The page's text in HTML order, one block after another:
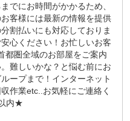
でにお時間がかかるため、
客様には最新の情報を提供
割払いにも対応しておりま
心ください！お忙しいお客
都圏全域のお部屋をご案内
難しいかな？と悩む前にお
ープまで！インターネット
作業etc..お気軽にご連絡く
内★